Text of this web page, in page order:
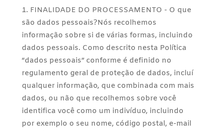
FINALIDADE DO PROCESSAMENTO - O que
são dados pessoais?Nós recolhemos
informação sobre si de várias formas, incluindo
dados pessoais. Como descrito nesta Política
“dados pessoais” conforme é definido no
regulamento geral de proteção de dados, incluí
qualquer informação, que combinada com mais
dados, ou não que recolhemos sobre você
identifica você como um indivíduo, incluindo
por exemplo o seu nome, código postal, e-mail